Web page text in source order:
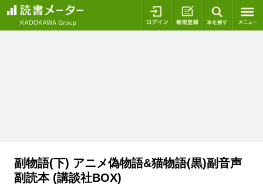
ログイン 新規登録
副物語(下) アニメ偽物語&猫物語(黒)副音声
副読本 (講談社BOX)